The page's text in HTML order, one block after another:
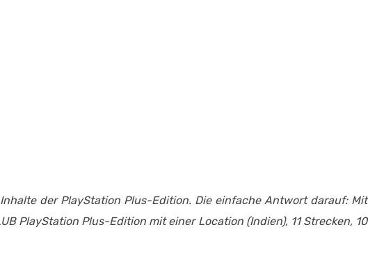
der PlayStation Plus-Edition. Die einfache Antwort darauf: Mit
PlayStation Plus-Edition mit einer Location (Indien), 11 Strecken, 10